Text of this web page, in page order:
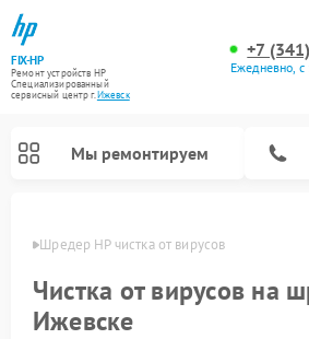
FIX-HP
Ремонт устройств HP
Специализированный
cервисный центр г.Ижевск
+7
Ежедневно,
Мы ремонтируем
Шредер HP чистка от вирусов
Чистка от вирусов на
Ижевске